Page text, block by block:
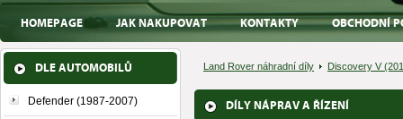
HOMEPAGE JAK NAKUPOVAT KONTAKTY OBCHODNÍ
DLE AUTOMOBILŮ
Defender (1987-2007)
Land Rover náhradní díly Discovery V
DÍLY NÁPRAV A ŘÍZENÍ